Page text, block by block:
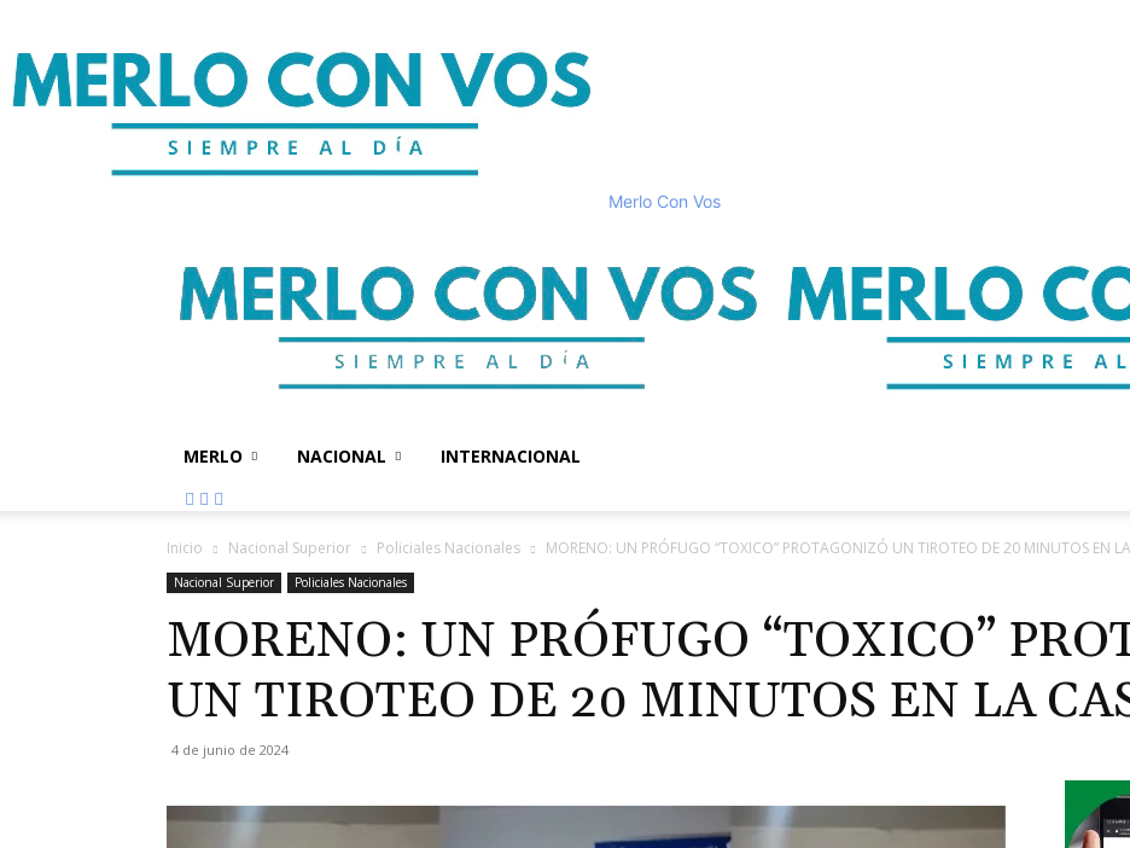
Merlo Con Vos
MERLO NACIONAL INTERNACIONAL
Inicio Nacional Superior Policiales Nacionales MORENO: UN PRÓFUGO “TOXICO” PROTAGONIZÓ UN TIROTEO DE 20 MINUTOS EN
Nacional Superior Policiales Nacionales
MORENO: UN PRÓFUGO “TOXICO”
UN TIROTEO DE 20 MINUTOS EN LA
4 de junio de 2024